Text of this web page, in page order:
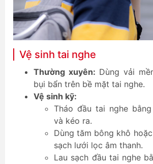
Vệ sinh tai nghe
Thường xuyên: Dùng vải
bụi bẩn trên bề mặt tai nghe.
Vệ sinh kỹ:
Tháo đầu tai nghe
và kéo ra.
Dùng tăm bông khô
sạch lưới lọc âm thanh.
Lau sạch đầu tai nghe